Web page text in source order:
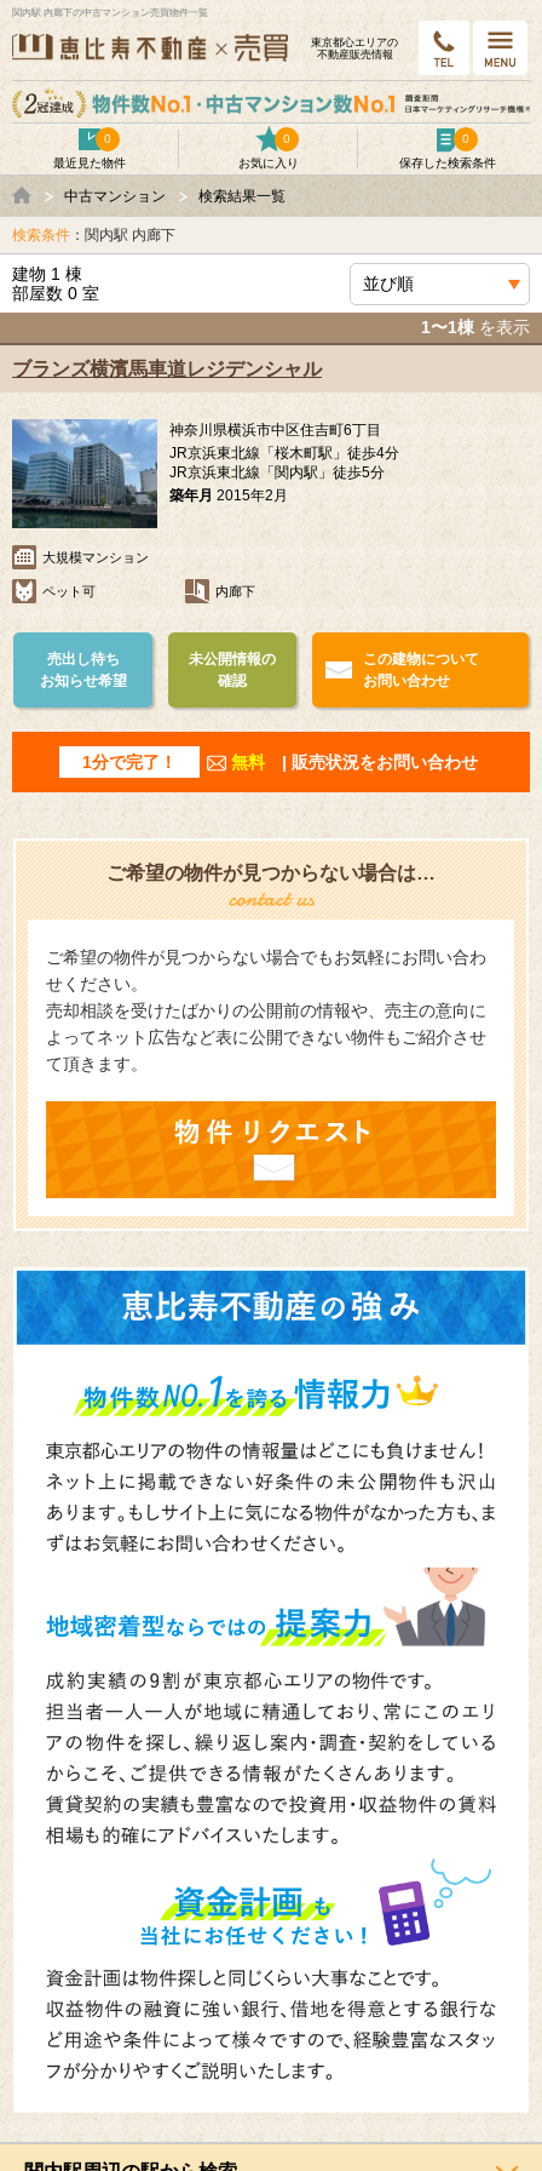
関内駅 内廊下の中古マンション売買物件一覧
東京都⼼エリアの
不動産販売情報
最近見た物件
0
お気に入り
0
保存した検索条件
0
中古マンション 検索結果一覧
検索条件 ：関内駅 内廊下
建物 1 棟
部屋数 0 室
1〜1棟 を表示
ブランズ横濱馬車道レジデンシャル
神奈川県横浜市中区住吉町6丁目
JR京浜東北線「桜木町駅」徒歩4分
JR京浜東北線「関内駅」徒歩5分
築年月 2015年2月
大規模マンション
ペット可 内廊下
売出し待ち
お知らせ希望
未公開情報の
確認
この建物について
お問い合わせ
1分で完了！ 無料 | 販売状況をお問い合わせ
ご希望の物件が見つからない場合は…
ご希望の物件が見つからない場合でもお気軽にお問い合わ
せください。
売却相談を受けたばかりの公開前の情報や、売主の意向に
よってネット広告など表に公開できない物件もご紹介させ
て頂きます。